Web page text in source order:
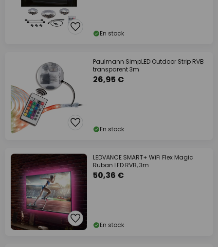
En stock
Paulmann SimpLED Outdoor Strip RVB
transparent 3m
26,95 €
En stock
LEDVANCE SMART+ WiFi Flex Magic
Ruban LED RVB, 3m
50,36 €
En stock